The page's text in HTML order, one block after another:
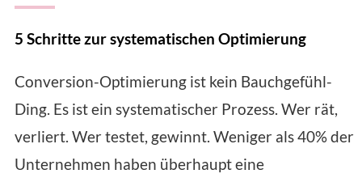
5 Schritte zur systematischen Optimierung
Conversion-Optimierung ist kein Bauchgefühl-
Ding. Es ist ein systematischer Prozess. Wer rät,
verliert. Wer testet, gewinnt. Weniger als 40% der
Unternehmen haben überhaupt eine